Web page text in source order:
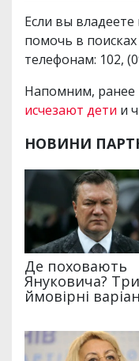
Если вы
помочь в
телефонам: 102,
Напомним, ранее
исчезают дети и